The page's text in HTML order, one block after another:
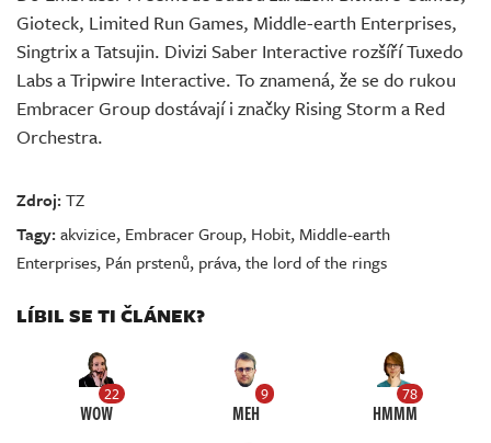
Gioteck, Limited Run Games, Middle-earth Enterprises,
Singtrix a Tatsujin. Divizi Saber Interactive rozšíří Tuxedo
Labs a Tripwire Interactive. To znamená, že se do rukou
Embracer Group dostávají i značky Rising Storm a Red
Orchestra.
Zdroj:TZ
Tagy:akvizice, Embracer Group, Hobit, Middle-earth
Enterprises, Pán prstenů, práva,the lord of the rings
LÍBIL SE TI ČLÁNEK?
22
WOW
9
MEH
78
HMMM